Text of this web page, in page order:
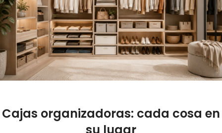
Cajas organizadoras: cada cosa en